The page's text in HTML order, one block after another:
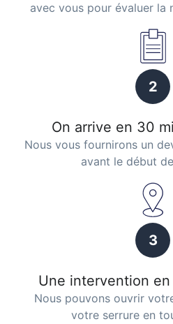
avec vous pour évaluer la
2
On arrive en 30
Nous vous fournirons un
avant le début
3
Une intervention
Nous pouvons ouvrir
votre serrure en